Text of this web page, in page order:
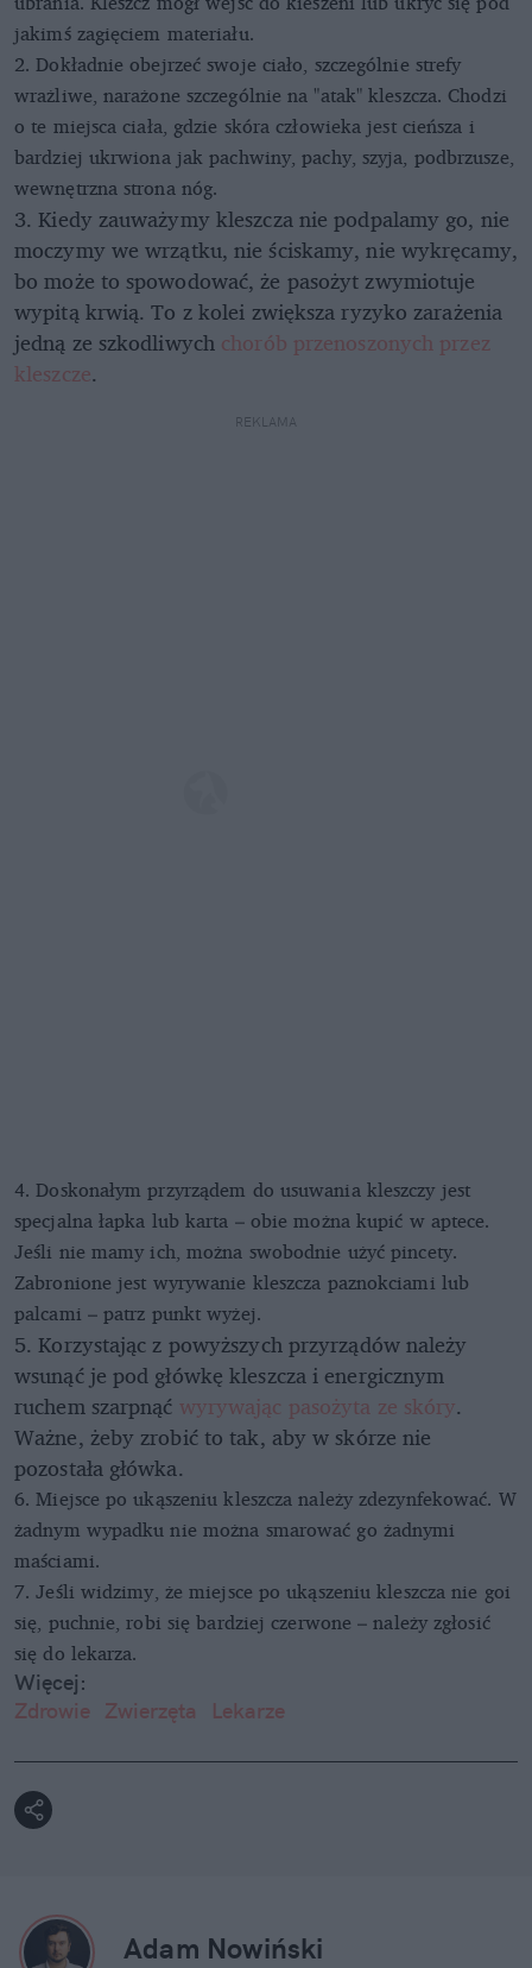
jakimś zagięciem materiału.
2. Dokładnie obejrzeć swoje ciało, szczególnie strefy
wrażliwe, narażone szczególnie na "atak" kleszcza. Chodzi
o te miejsca ciała, gdzie skóra człowieka jest cieńsza i
bardziej ukrwiona jak pachwiny, pachy, szyja, podbrzusze,
wewnętrzna strona nóg.
3. Kiedy zauważymy kleszcza nie podpalamy go, nie
moczymy we wrzątku, nie ściskamy, nie wykręcamy,
bo może to spowodować, że pasożyt zwymiotuje
wypitą krwią. To z kolei zwiększa ryzyko zarażenia
jedną ze szkodliwych chorób przenoszonych przez
kleszcze.
REKLAMA
4. Doskonałym przyrządem do usuwania kleszczy jest
specjalna łapka lub karta – obie można kupić w aptece.
Jeśli nie mamy ich, można swobodnie użyć pincety.
Zabronione jest wyrywanie kleszcza paznokciami lub
palcami – patrz punkt wyżej.
5. Korzystając z powyższych przyrządów należy
wsunąć je pod główkę kleszcza i energicznym
ruchem szarpnąć wyrywając pasożyta ze skóry.
Ważne, żeby zrobić to tak, aby w skórze nie
pozostała główka.
6. Miejsce po ukąszeniu kleszcza należy zdezynfekować. W
żadnym wypadku nie można smarować go żadnymi
maściami.
7. Jeśli widzimy, że miejsce po ukąszeniu kleszcza nie goi
się, puchnie, robi się bardziej czerwone – należy zgłosić
się do lekarza.
Więcej:
Zdrowie
Zwierzęta Lekarze
Adam Nowiński